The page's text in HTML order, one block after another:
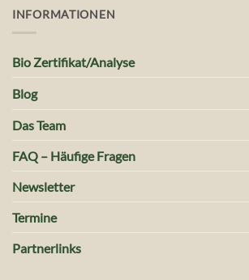
INFORMATIONEN
Bio Zertifikat/Analyse
Blog
Das Team
FAQ – Häufige Fragen
Newsletter
Termine
Partnerlinks